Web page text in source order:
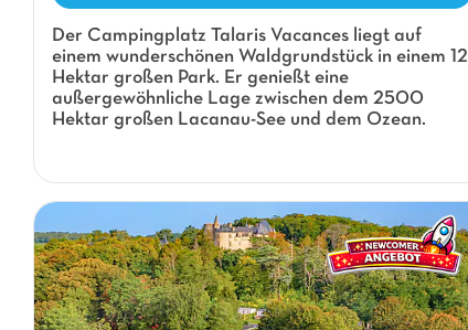
Der Campingplatz Talaris Vacances liegt auf
einem wunderschönen Waldgrundstück in einem 12
Hektar großen Park. Er genießt eine
außergewöhnliche Lage zwischen dem 2500
Hektar großen Lacanau-See und dem Ozean.